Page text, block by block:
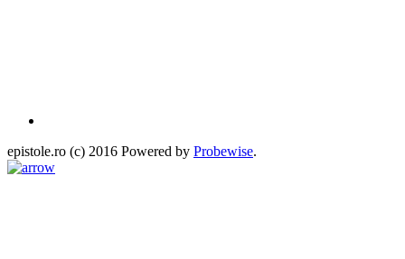
epistole.ro (c) 2016 Powered by Probewise.